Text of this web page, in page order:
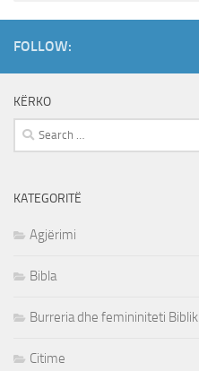
FOLLOW:
KËRKO
Search
for:
KATEGORITË
Agjërimi
Bibla
Burreria dhe femininiteti Biblik
Citime